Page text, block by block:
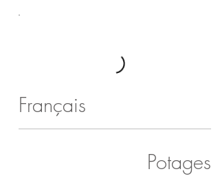
Français
Potages